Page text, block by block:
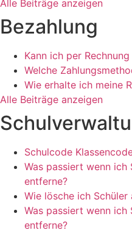
Alle Beiträge anzeigen
Bezahlung
Kann ich per
Welche
Wie erhalte ich meine
Alle Beiträge anzeigen
Schulcode
Was passiert wenn ich
entferne?
Wie lösche ich Schüler
Was passiert wenn ich
entferne?